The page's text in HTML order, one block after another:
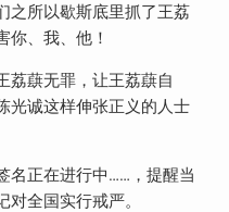
之所以歇斯底里抓了王荔
你、我、他！
荔蕻无罪，让王荔蕻自
光诚这样伸张正义的人士
名正在进行中……，提醒当
全国实行戒严。